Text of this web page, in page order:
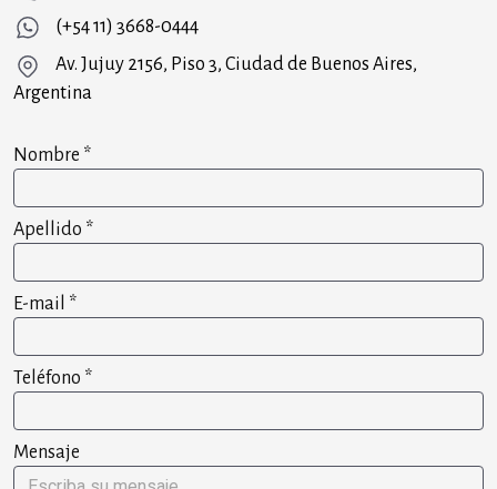
(+54 11) 3668-0444
Av. Jujuy 2156, Piso 3, Ciudad de Buenos Aires,
Argentina
Nombre *
Apellido *
E-mail *
Teléfono *
Mensaje